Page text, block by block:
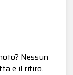
Nessun
e il ritiro.